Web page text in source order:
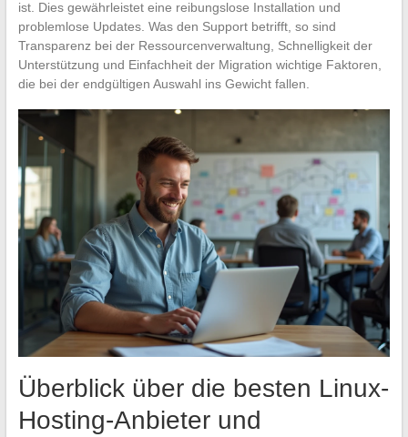
ist. Dies gewährleistet eine reibungslose Installation und
problemlose Updates. Was den Support betrifft, so sind
Transparenz bei der Ressourcenverwaltung, Schnelligkeit der
Unterstützung und Einfachheit der Migration wichtige Faktoren,
die bei der endgültigen Auswahl ins Gewicht fallen.
Überblick über die besten Linux-
Hosting-Anbieter und